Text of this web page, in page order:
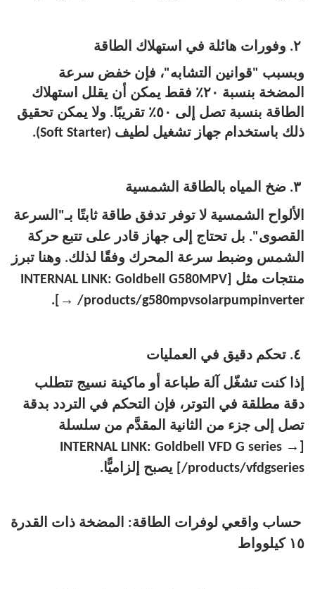
٢. وفورات هائلة في استهلاك الطاقة
وبسبب "قوانين التشابه"، فإن خفض سرعة
المضخة بنسبة ٢٠٪ فقط يمكن أن يقلل استهلاك
الطاقة بنسبة تصل إلى ٥٠٪ تقريبًا. ولا يمكن تحقيق
ذلك باستخدام جهاز تشغيل لطيف (Soft Starter).
٣. ضخ المياه بالطاقة الشمسية
الألواح الشمسية لا توفر تدفق طاقة ثابتًا بـ"السرعة
القصوى". بل تحتاج إلى جهاز قادر على تتبع حركة
الشمس وضبط سرعة المحرك وفقًا لذلك. وهنا تبرز
منتجات مثل [INTERNAL LINK: Goldbell G580MPV
→ /products/g580mpvsolarpumpinverter].
٤. تحكم دقيق في العمليات
إذا كنت تشغّل آلة طباعة أو ماكينة نسيج تتطلب
دقة مطلقة في التوتر، فإن التحكم في التردد بدقة
تصل إلى جزء من الثانية المقدَّم من سلسلة
→
/products/vfdgseries] يصبح إلزاميًّا.
حساب واقعي لوفرات الطاقة: المضخة ذات القدرة
١٥ كيلوواط